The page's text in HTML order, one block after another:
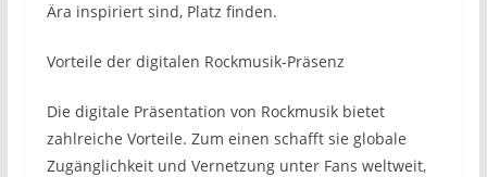
Ära inspiriert sind, Platz finden.
Vorteile der digitalen Rockmusik-Präsenz
Die digitale Präsentation von Rockmusik bietet
zahlreiche Vorteile. Zum einen schafft sie globale
Zugänglichkeit und Vernetzung unter Fans weltweit,